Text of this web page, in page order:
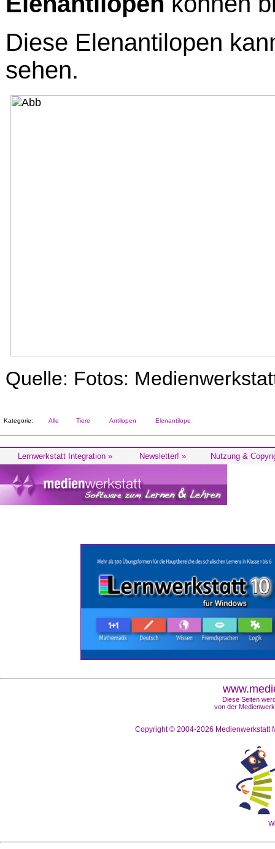
Diese Elenantilopen
sehen.
Quelle: Fotos:
Kategorie: Alle Tiere Antilopen Elenantilope
Lernwerkstatt Integration » Newsletter! » Nutzung &
Diese Seiten
von der
Copyright © 2004-2026 Medienwerkstatt